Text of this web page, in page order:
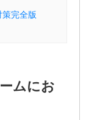
策完全版
ムにお